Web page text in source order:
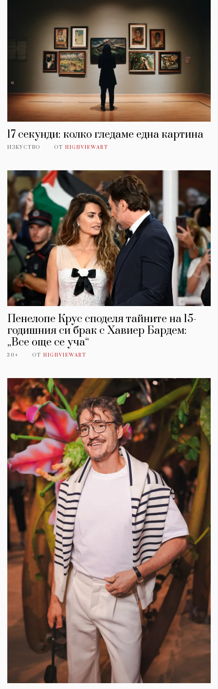
17 секунди: колко гледаме една картина
ИЗКУСТВО ОТ HIGHVIEWART
Пенелопе Крус споделя тайните на 15-
годишния си брак с Хавиер Бардем:
„Все още се уча“
30+ ОТ HIGHVIEWART